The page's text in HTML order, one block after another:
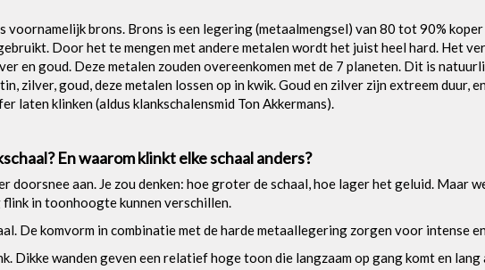
voornamelijk brons. Brons is een legering (metaalmengsel) van 80 tot 90%
Door het te mengen met andere metalen wordt het juist heel hard. Het
en goud. Deze metalen zouden overeenkomen met de 7 planeten. Dit is
zilver, goud, deze metalen lossen op in kwik. Goud en zilver zijn extreem duur,
laten klinken (aldus klankschalensmid Ton Akkermans).
En waarom klinkt elke schaal anders?
doorsnee aan. Je zou denken: hoe groter de schaal, hoe lager het geluid. Maar
in toonhoogte kunnen verschillen.
De komvorm in combinatie met de harde metaallegering zorgen voor intense
Dikke wanden geven een relatief hoge toon die langzaam op gang komt en